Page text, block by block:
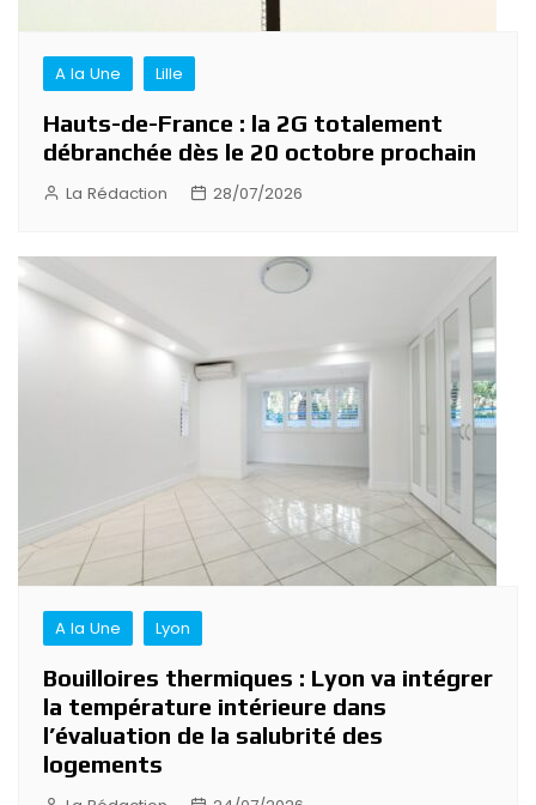
A la Une Lille
Hauts-de-France : la 2G totalement
débranchée dès le 20 octobre prochain
La Rédaction 28/07/2026
A la Une Lyon
Bouilloires thermiques : Lyon va intégrer
la température intérieure dans
l’évaluation de la salubrité des
logements